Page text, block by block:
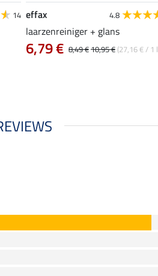
14 effax 4.8
laarzenreiniger + glans
8,49 €10,95 € (27,16 € / 1
6,79 €